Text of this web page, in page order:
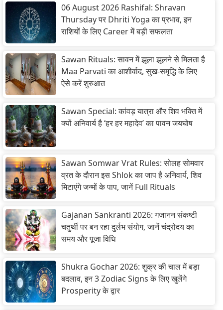
06 August 2026 Rashifal: Shravan
Thursday पर Dhriti Yoga का प्रभाव, इन
राशियों के लिए Career में बड़ी सफलता
Sawan Rituals: सावन में झूला झूलने से मिलता है
Maa Parvati का आशीर्वाद, सुख-समृद्धि के लिए
ऐसे करें शुरुआत
Sawan Special: कांवड़ यात्रा और शिव भक्ति में
क्यों अनिवार्य है ‘हर हर महादेव’ का पावन जयघोष
Sawan Somwar Vrat Rules: सोलह सोमवार
व्रत के दौरान इस Shlok का जाप है अनिवार्य, शिव
मिटाएंगे जन्मों के पाप, जानें Full Rituals
Gajanan Sankranti 2026: गजानन संकष्टी
चतुर्थी पर बन रहा दुर्लभ संयोग, जानें चंद्रोदय का
समय और पूजा विधि
Shukra Gochar 2026: शुक्र की चाल में बड़ा
बदलाव, इन 3 Zodiac Signs के लिए खुलेंगे
Prosperity के द्वार